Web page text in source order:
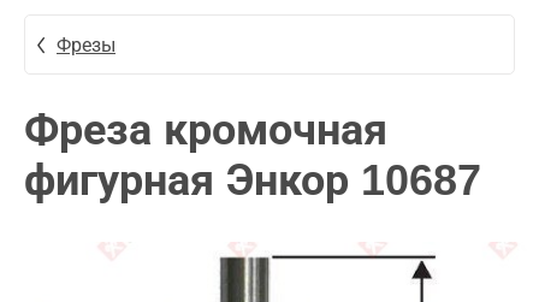
Фрезы
Фреза кромочная
фигурная Энкор 10687